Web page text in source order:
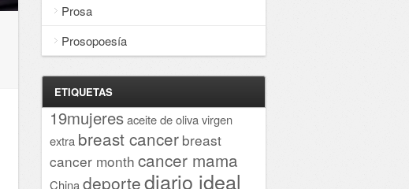
Prosa
Prosopoesía
ETIQUETAS
19mujeresaceite de oliva virgen
extra breast cancer breast
cancer month cancer mama
Chinadeportediario ideal